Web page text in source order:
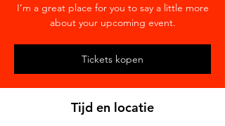
I’m a great place for you to say a little more
about your upcoming event.
Tickets kopen
Tijd en locatie